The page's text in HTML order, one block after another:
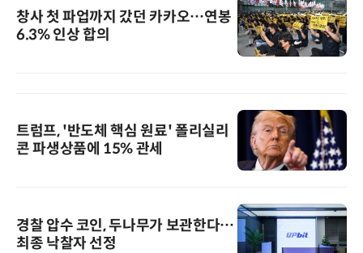
창사 첫 파업까지 갔던 카카오…연봉
6.3% 인상 합의
트럼프, '반도체 핵심 원료' 폴리실리
콘 파생상품에 15% 관세
경찰 압수 코인, 두나무가 보관한다…
최종 낙찰자 선정